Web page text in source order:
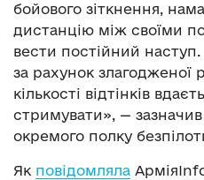
бойового зіткнення,
дистанцію між своїми
вести постійний
за рахунок злагодженої
кількості відтінків
стримувати», —
окремого полку
Як повідомляла